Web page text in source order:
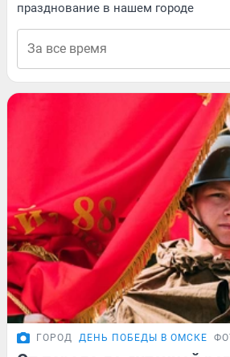
празднование в нашем городе
ГОРОД ДЕНЬ ПОБЕДЫ В ОМСКЕ